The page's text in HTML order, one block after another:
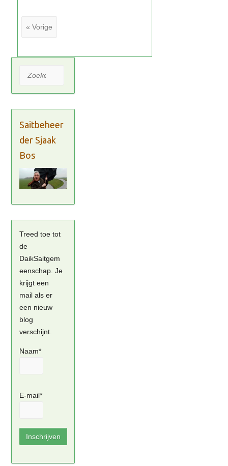
« Vorige
Zoeken
Saitbeheer
der Sjaak
Bos
Treed toe tot
de
DaikSaitgem
eenschap. Je
krijgt een
mail als er
een nieuw
blog
verschijnt.
Naam*
E-mail*